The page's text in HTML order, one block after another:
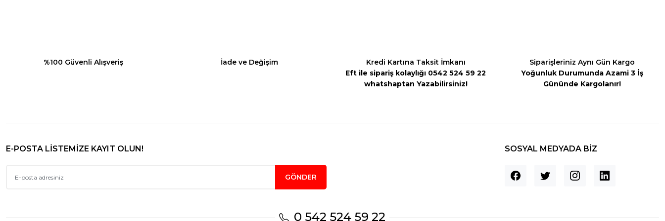
%100 Güvenli Alışveriş İade ve Değişim
Kredi Kartına Taksit İmkanı
Eft ile sipariş kolaylığı 0542 524 59 22
whatshaptan Yazabilirsiniz!
Siparişleriniz Aynı Gün Kargo
Yoğunluk Durumunda Azami 3 İş
Gününde Kargolanır!
E-POSTA LİSTEMİZE KAYIT OLUN!
GÖNDER
SOSYAL MEDYADA BİZ
0 542 524 59 22